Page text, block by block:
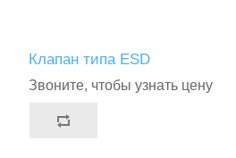
Клапан типа ESD
Звоните, чтобы узнать цену